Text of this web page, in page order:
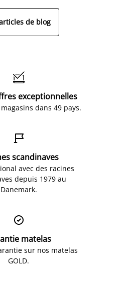
de blog

exceptionnelles
dans 49 pays.

scandinaves
avec des racines
depuis 1979 au
Danemark.

matelas
sur nos matelas
GOLD.